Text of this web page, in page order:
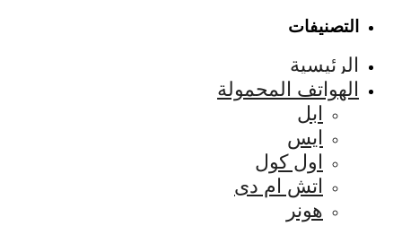
التصنيفات
الرئيسية
الهواتف المحمولة
ابل
ايس
اول كول
اتش ام دى
هونر